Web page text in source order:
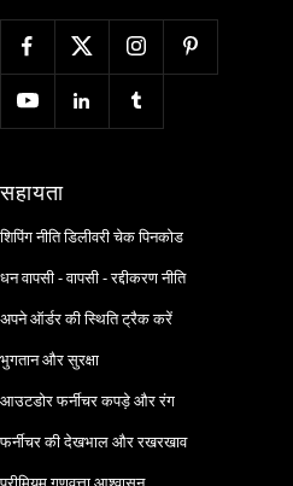
सहायता
शिपिंग नीति डिलीवरी चेक पिनकोड
धन वापसी - वापसी - रद्दीकरण नीति
अपने ऑर्डर की स्थिति ट्रैक करें
भुगतान और सुरक्षा
आउटडोर फर्नीचर कपड़े और रंग
फर्नीचर की देखभाल और रखरखाव